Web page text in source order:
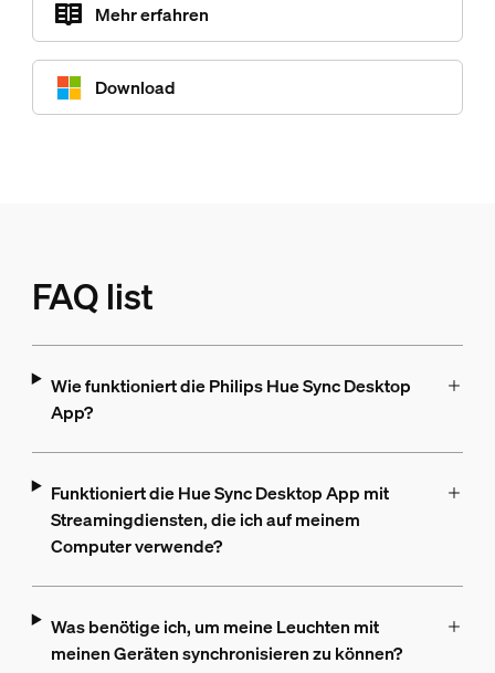
Mehr erfahren
Download
FAQ list
Wie funktioniert die Philips Hue Sync Desktop
App?
Funktioniert die Hue Sync Desktop App mit
Streamingdiensten, die ich auf meinem
Computer verwende?
Was benötige ich, um meine Leuchten mit
meinen Geräten synchronisieren zu können?